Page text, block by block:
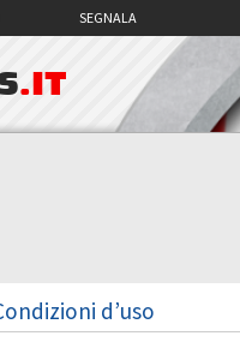
SEGNALA
.IT
d’uso